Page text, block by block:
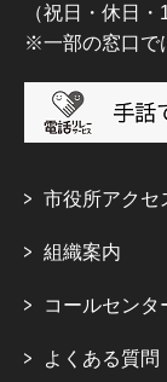
（祝日・休日
※一部の窓口で
市役所アクセ
組織案内
コールセン
よくある質問